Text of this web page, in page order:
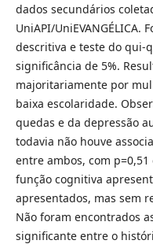
dados secundários
UniAPI/UniEVANGÉLICA.
descritiva e teste do qui-
significância de 5%.
majoritariamente por
baixa escolaridade.
quedas e da depressão
todavia não houve
entre ambos, com p=0,51
função cognitiva
apresentados, mas sem
Não foram encontrados
significante entre o